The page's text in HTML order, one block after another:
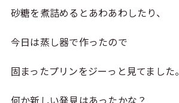
砂糖を煮詰めるとあわあわしたり、
今日は蒸し器で作ったので
固まったプリンをジーっと見てました。